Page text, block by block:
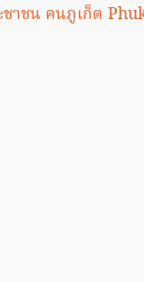
ชาชน คนภูเก็ต